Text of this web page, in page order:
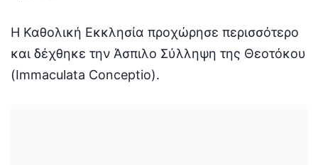
Η Καθολική Εκκλησία προχώρησε περισσότερο
και δέχθηκε την Άσπιλο Σύλληψη της Θεοτόκου
(Immaculata Conceptio).